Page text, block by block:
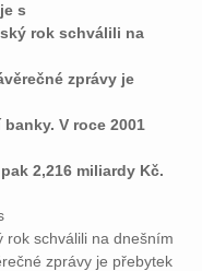
s
rok schválili na
zprávy je
V roce 2001
2,216 miliardy Kč.
rok schválili na dnešním
zprávy je přebytek